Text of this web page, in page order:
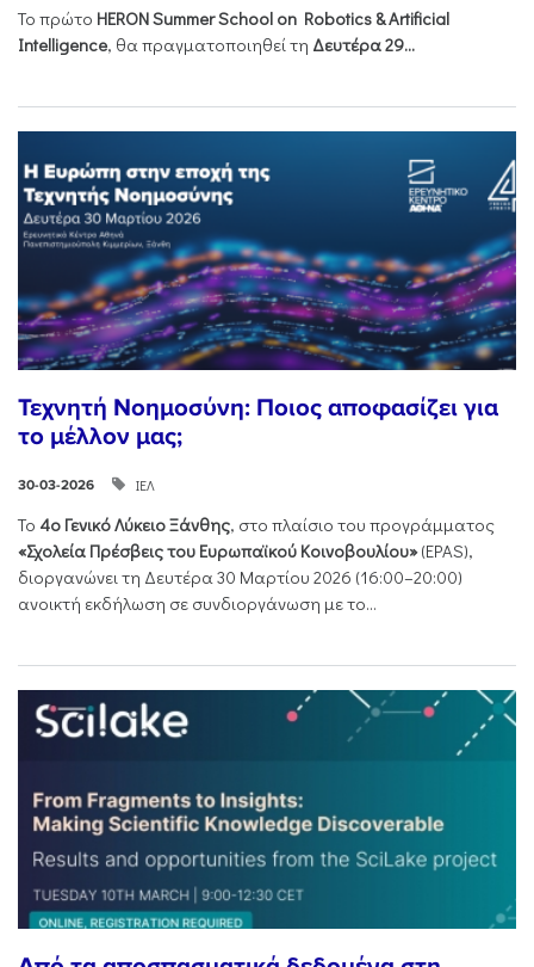
Το πρώτο HERONSummerSchool on Robotics &Artificial
Intelligence, θα πραγματοποιηθεί τη Δευτέρα 29...
Τεχνητή Νοημοσύνη: Ποιος αποφασίζει για
το μέλλον μας;
30-03-2026 ΙΕΛ
Το 4ο Γενικό Λύκειο Ξάνθης, στο πλαίσιο του προγράμματος
«Σχολεία Πρέσβεις του Ευρωπαϊκού Κοινοβουλίου»(EPAS),
διοργανώνει τη Δευτέρα 30 Μαρτίου 2026 (16:00–20:00)
ανοικτή εκδήλωση σε συνδιοργάνωση με το...